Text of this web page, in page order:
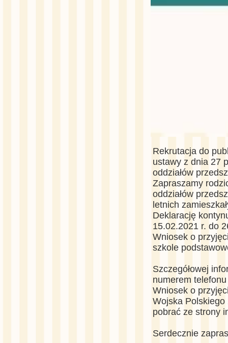
Rekrutacja do
ustawy z dnia 27
oddziałów
Zapraszamy
oddziałów
letnich
Deklarację
15.02.2021 r. do
Wniosek o
szkole
Szczegółowej
numerem
Wniosek o
Wojska Polskiego
pobrać ze strony
Serdecznie